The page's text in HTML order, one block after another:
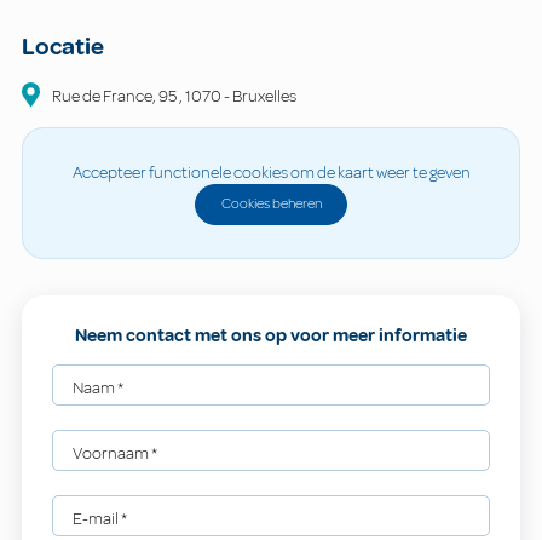
Locatie
Rue de France, 95,1070-Bruxelles
Accepteer functionele cookies om de kaart weer te geven
Cookies beheren
Neem contact met ons op voor meer informatie
Naam*
Voornaam*
E-mail*